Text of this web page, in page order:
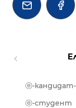
 
ⓔ-
ⓔ-студент